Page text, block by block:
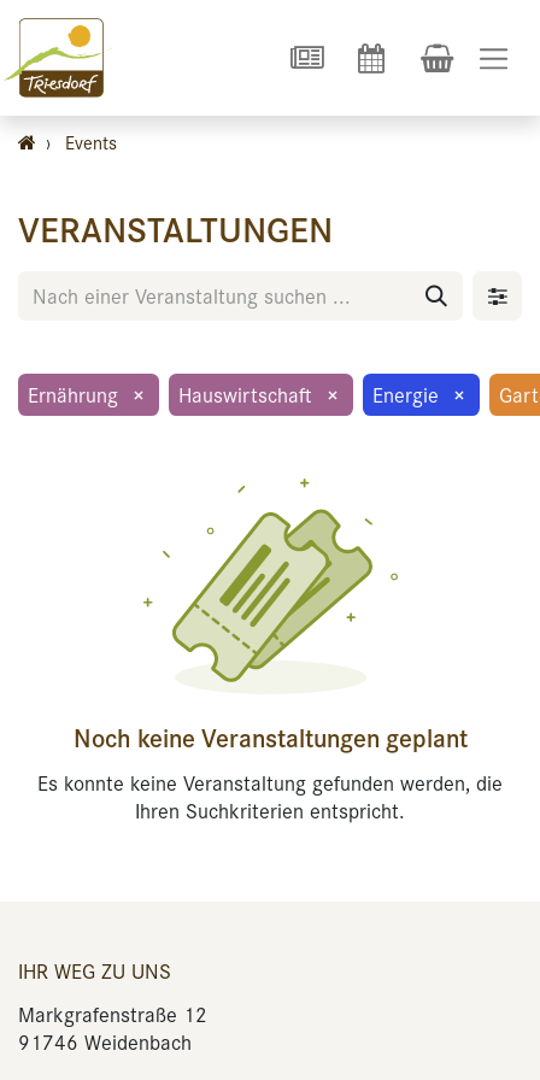
› Events
VERANSTALTUNGEN
Ernährung × Hauswirtschaft × Energie ×
Noch keine Veranstaltungen geplant
Es konnte keine Veranstaltung gefunden werden, die
Ihren Suchkriterien entspricht.
IHR WEG ZU UNS
Markgrafenstraße 12
91746 Weidenbach